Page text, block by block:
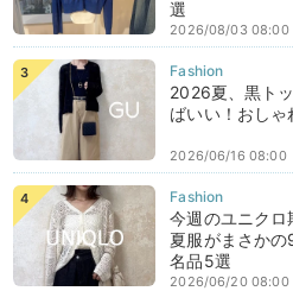
選
2026/08/03 08:00
2026夏、黒ト
ばいい！おし
2026/06/16 08:00
今週のユニクロ
夏服がまさか
名品5選
2026/06/20 08:00